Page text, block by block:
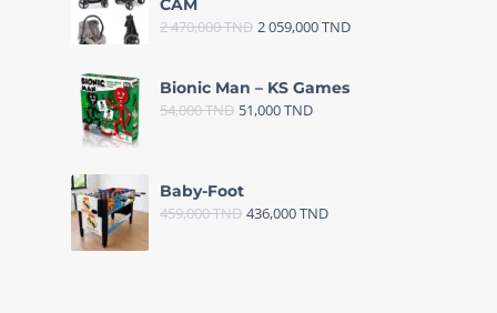
CAM
2 470,000TND 2 059,000TND
Bionic Man – KS Games
54,000TND 51,000TND
Baby-Foot
459,000TND 436,000TND